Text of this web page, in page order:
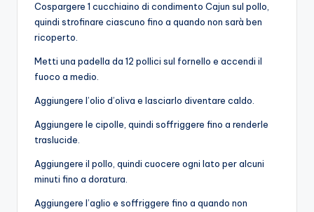
Cospargere 1 cucchiaino di condimento Cajun sul pollo,
quindi strofinare ciascuno fino a quando non sarà ben
ricoperto.
Metti una padella da 12 pollici sul fornello e accendi il
fuoco a medio.
Aggiungere l’olio d’oliva e lasciarlo diventare caldo.
Aggiungere le cipolle, quindi soffriggere fino a renderle
traslucide.
Aggiungere il pollo, quindi cuocere ogni lato per alcuni
minuti fino a doratura.
Aggiungere l’aglio e soffriggere fino a quando non